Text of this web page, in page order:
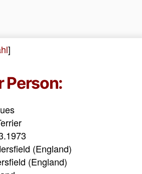
]
Person:
(England)
(England)